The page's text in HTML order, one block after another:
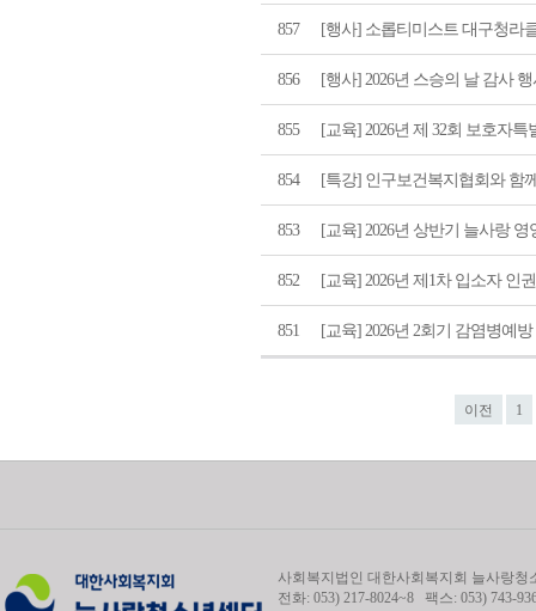
857 [행사] 소롭티미스트 대구청라
856 [행사] 2026년 스승의 날 감사
855 [교육] 2026년 제 32회 보호자
854 [특강] 인구보건복지협회와 함
853 [교육] 2026년 상반기 늘사랑
852 [교육] 2026년 제1차 입소자 인
851 [교육] 2026년 2회기 감염병예
이전 1
사회복지법인 대한사회복지회 늘사랑
전화: 053) 217-8024~8 팩스: 053) 743-